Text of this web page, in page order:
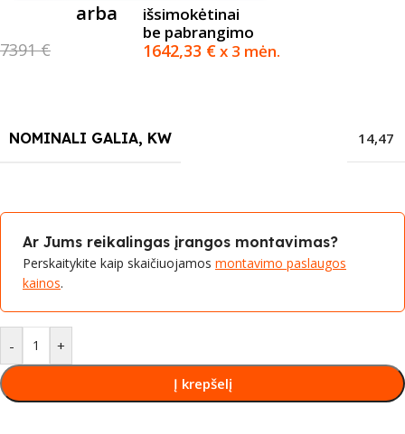
7391 €
arba
išsimokėtinai
be pabrangimo
1642,33 €x 3 mėn.
NOMINALI GALIA, KW 14,47
Ar Jums reikalingas įrangos montavimas?
Perskaitykite kaip skaičiuojamos montavimo paslaugos
kainos.
- +
Į krepšelį